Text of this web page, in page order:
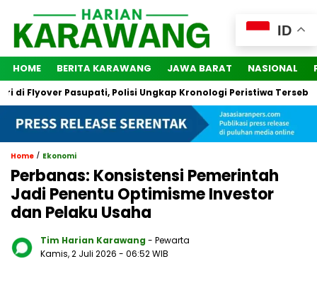
HOME BERITA KARAWANG JAWA BARAT NASIONAL
Flyover Pasupati, Polisi Ungkap Kronologi Peristiwa Tersebut
Home / Ekonomi
Perbanas: Konsistensi Pemerintah
Jadi Penentu Optimisme Investor
dan Pelaku Usaha
Tim Harian Karawang - Pewarta
Kamis, 2 Juli 2026 - 06:52 WIB
ID